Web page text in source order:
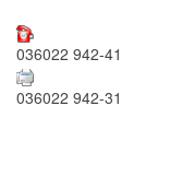
036022 942-41
036022 942-31